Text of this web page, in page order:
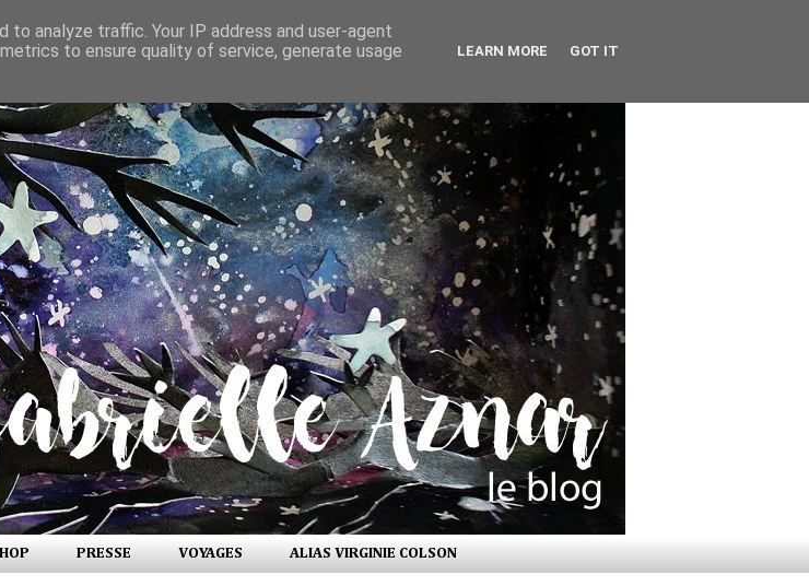
PRESSE VOYAGES ALIAS VIRGINIE COLSON
analyze traffic. Your IP address and user-agent
to ensure quality of service, generate usage
LEARN MORE GOT IT